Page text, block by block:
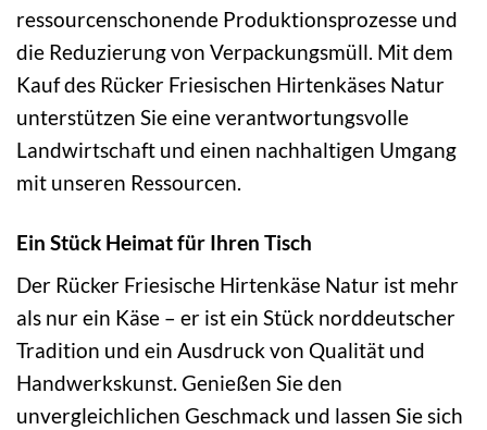
ressourcenschonende Produktionsprozesse und
die Reduzierung von Verpackungsmüll. Mit dem
Kauf des Rücker Friesischen Hirtenkäses Natur
unterstützen Sie eine verantwortungsvolle
Landwirtschaft und einen nachhaltigen Umgang
mit unseren Ressourcen.
Ein Stück Heimat für Ihren Tisch
Der Rücker Friesische Hirtenkäse Natur ist mehr
als nur ein Käse – er ist ein Stück norddeutscher
Tradition und ein Ausdruck von Qualität und
Handwerkskunst. Genießen Sie den
unvergleichlichen Geschmack und lassen Sie sich